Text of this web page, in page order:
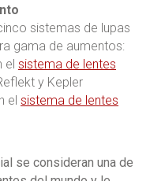
sistemas de lupas
gama de aumentos:
el sistema de lentes
y Kepler
el sistema de lentes
se consideran una de